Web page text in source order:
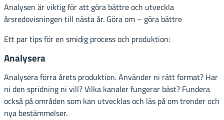
Analysen är viktig för att göra bättre och utveckla
årsredovisningen till nästa år. Göra om – göra bättre
Ett par tips för en smidig process och produktion:
Analysera
Analysera förra årets produktion. Använder ni rätt format? Har
ni den spridning ni vill? Vilka kanaler fungerar bäst? Fundera
också på områden som kan utvecklas och läs på om trender och
nya bestämmelser.